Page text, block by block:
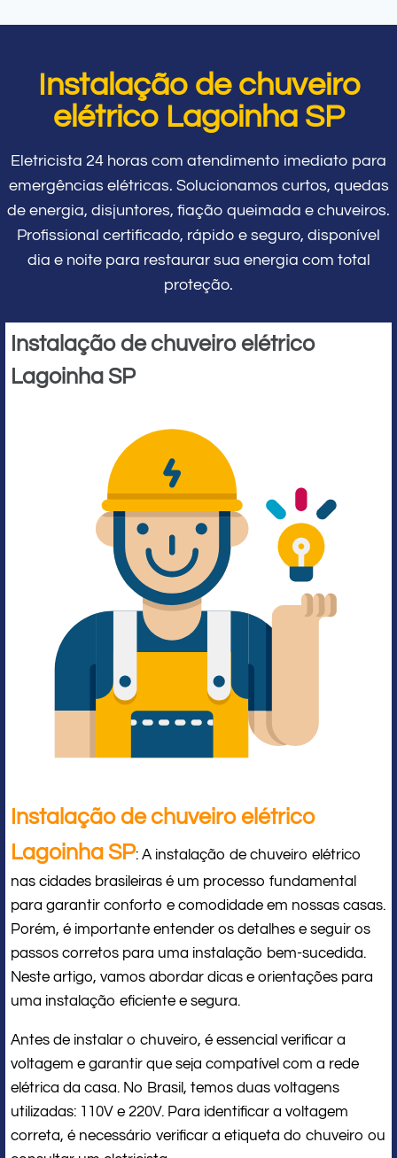
Instalação de chuveiro
elétrico Lagoinha SP
Eletricista 24 horas com atendimento imediato para
emergências elétricas. Solucionamos curtos, quedas
de energia, disjuntores, fiação queimada e chuveiros.
Profissional certificado, rápido e seguro, disponível
dia e noite para restaurar sua energia com total
proteção.
Instalação de chuveiro elétrico
Lagoinha SP
Instalação de chuveiro elétrico
Lagoinha SP: A instalação de chuveiro elétrico
nas cidades brasileiras é um processo fundamental
para garantir conforto e comodidade em nossas casas.
Porém, é importante entender os detalhes e seguir os
passos corretos para uma instalação bem-sucedida.
Neste artigo, vamos abordar dicas e orientações para
uma instalação eficiente e segura.
Antes de instalar o chuveiro, é essencial verificar a
voltagem e garantir que seja compatível com a rede
elétrica da casa. No Brasil, temos duas voltagens
utilizadas: 110V e 220V. Para identificar a voltagem
correta, é necessário verificar a etiqueta do chuveiro ou